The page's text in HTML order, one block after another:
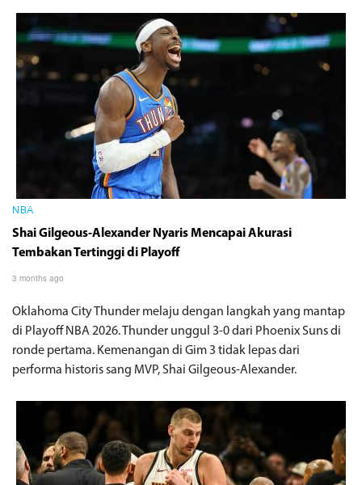
NBA
Shai Gilgeous-Alexander Nyaris Mencapai Akurasi
Tembakan Tertinggi di Playoff
3 months ago
Oklahoma City Thunder melaju dengan langkah yang mantap
di Playoff NBA 2026. Thunder unggul 3-0 dari Phoenix Suns di
ronde pertama. Kemenangan di Gim 3 tidak lepas dari
performa historis sang MVP, Shai Gilgeous-Alexander.